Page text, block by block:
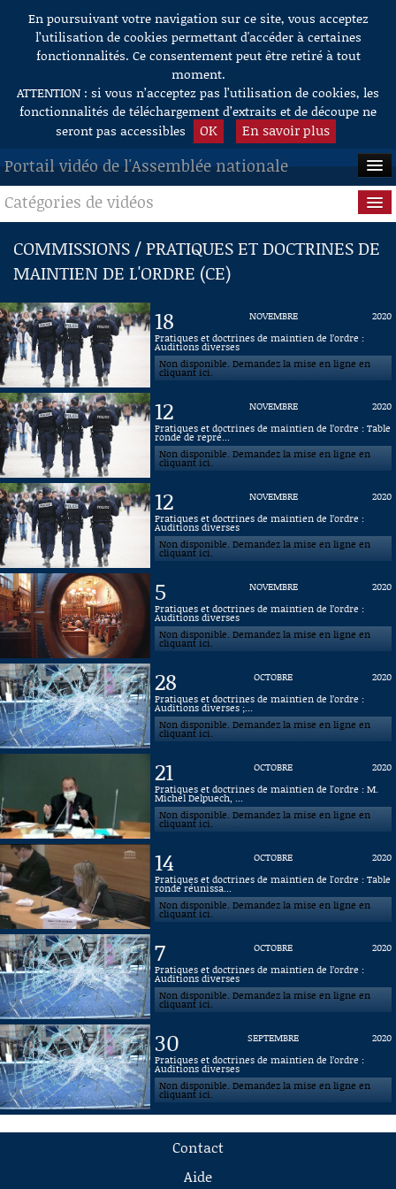
Aller au contenu
En poursuivant votre navigation sur ce site, vous acceptez
l’utilisation de cookies permettant d'accéder à certaines
fonctionnalités. Ce consentement peut être retiré à tout
moment.
ATTENTION : si vous n’acceptez pas l’utilisation de cookies, les
fonctionnalités de téléchargement d’extraits et de découpe ne
seront pas accessibles
OK En savoir plus
Portail vidéo de l'Assemblée nationale
ACCUEIL
EN DIRECT
À LA DEMANDE
RECHERCHE
AIDE À LA DÉCOUPE
DE VIDÉOS
Catégories de vidéos
Séance publique
Questions au Gouvernement
Commissions
Présidence
Connaissance, Histoire
Autres
COMMISSIONS / PRATIQUES ET DOCTRINES DE
MAINTIEN DE L'ORDRE (CE)
18 NOVEMBRE
2020
Pratiques et doctrines de maintien de l’ordre :
Auditions diverses
Non disponible. Demandez la mise en ligne en
cliquant ici.
12 NOVEMBRE
2020
Pratiques et doctrines de maintien de l’ordre : Table
ronde de repré...
Non disponible. Demandez la mise en ligne en
cliquant ici.
12 NOVEMBRE
2020
Pratiques et doctrines de maintien de l’ordre :
Auditions diverses
Non disponible. Demandez la mise en ligne en
cliquant ici.
5 NOVEMBRE
2020
Pratiques et doctrines de maintien de l’ordre :
Auditions diverses
Non disponible. Demandez la mise en ligne en
cliquant ici.
28 OCTOBRE
2020
Pratiques et doctrines de maintien de l’ordre :
Auditions diverses ;...
Non disponible. Demandez la mise en ligne en
cliquant ici.
21 OCTOBRE
2020
Pratiques et doctrines de maintien de l'ordre : M.
Michel Delpuech, ...
Non disponible. Demandez la mise en ligne en
cliquant ici.
14 OCTOBRE
2020
Pratiques et doctrines de maintien de l'ordre : Table
ronde réunissa...
Non disponible. Demandez la mise en ligne en
cliquant ici.
7 OCTOBRE
2020
Pratiques et doctrines de maintien de l’ordre :
Auditions diverses
Non disponible. Demandez la mise en ligne en
cliquant ici.
30 SEPTEMBRE
2020
Pratiques et doctrines de maintien de l’ordre :
Auditions diverses
Non disponible. Demandez la mise en ligne en
cliquant ici.
Contact
Aide